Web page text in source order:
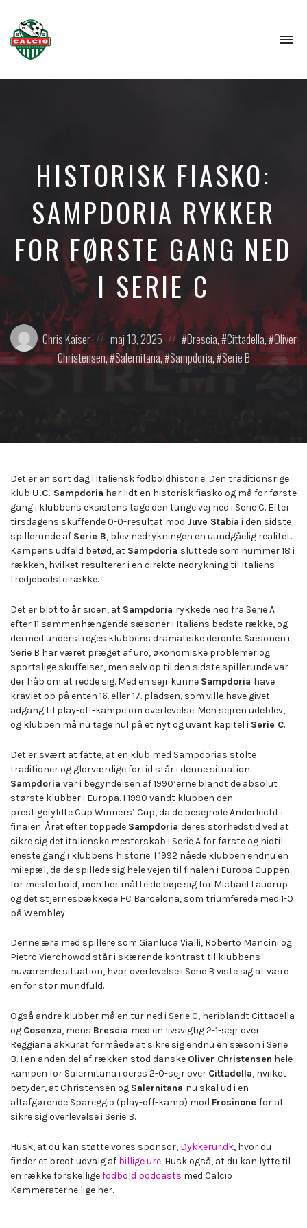
HISTORISK FIASKO:
SAMPDORIA RYKKER
FOR FØRSTE GANG NED
I SERIE C
Posted
by:
Chris Kaiser
Posted
on
maj 13, 2025
Posted
in:Brescia, Cittadella, Oliver
Christensen, Salernitana, Sampdoria, Serie B
Det er en sort dag i italiensk fodboldhistorie. Den traditionsrige
klub U.C. Sampdoria har lidt en historisk fiasko og må for første
gang i klubbens eksistens tage den tunge vej ned i Serie C. Efter
tirsdagens skuffende 0-0-resultat mod Juve Stabia i den sidste
spillerunde af Serie B, blev nedrykningen en uundgåelig realitet.
Kampens udfald betød, at Sampdoria sluttede som nummer 18 i
rækken, hvilket resulterer i en direkte nedrykning til Italiens
tredjebedste række.
Det er blot to år siden, at Sampdoria rykkede ned fra Serie A
efter 11 sammenhængende sæsoner i Italiens bedste række, og
dermed understreges klubbens dramatiske deroute. Sæsonen i
Serie B har været præget af uro, økonomiske problemer og
sportslige skuffelser, men selv op til den sidste spillerunde var
der håb om at redde sig. Med en sejr kunne Sampdoria have
kravlet op på enten 16. eller 17. pladsen, som ville have givet
adgang til play-off-kampe om overlevelse. Men sejren udeblev,
og klubben må nu tage hul på et nyt og uvant kapitel i Serie C.
Det er svært at fatte, at en klub med Sampdorias stolte
traditioner og glorværdige fortid står i denne situation.
Sampdoria var i begyndelsen af 1990’erne blandt de absolut
største klubber i Europa. I 1990 vandt klubben den
prestigefyldte Cup Winners’ Cup, da de besejrede Anderlecht i
finalen. Året efter toppede Sampdoria deres storhedstid ved at
sikre sig det italienske mesterskab i Serie A for første og hidtil
eneste gang i klubbens historie. I 1992 nåede klubben endnu en
milepæl, da de spillede sig hele vejen til finalen i Europa Cuppen
for mesterhold, men her måtte de bøje sig for Michael Laudrup
og det stjernespækkede FC Barcelona, som triumferede med 1-0
på Wembley.
Denne æra med spillere som Gianluca Vialli, Roberto Mancini og
Pietro Vierchowod står i skærende kontrast til klubbens
nuværende situation, hvor overlevelse i Serie B viste sig at være
en for stor mundfuld.
Også andre klubber må en tur ned i Serie C, heriblandt Cittadella
og Cosenza, mens Brescia med en livsvigtig 2-1-sejr over
Reggiana akkurat formåede at sikre sig endnu en sæson i Serie
B. I en anden del af rækken stod danske Oliver Christensen hele
kampen for Salernitana i deres 2-0-sejr over Cittadella, hvilket
betyder, at Christensen og Salernitana nu skal ud i en
altafgørende Spareggio (play-off-kamp) mod Frosinone for at
sikre sig overlevelse i Serie B.
Husk, at du kan støtte vores sponsor, Dykkerur.dk, hvor du
finder et bredt udvalg af billige ure. Husk også, at du kan lytte til
en række forskelligefodbold podcasts med Calcio
Kammeraterne lige her.